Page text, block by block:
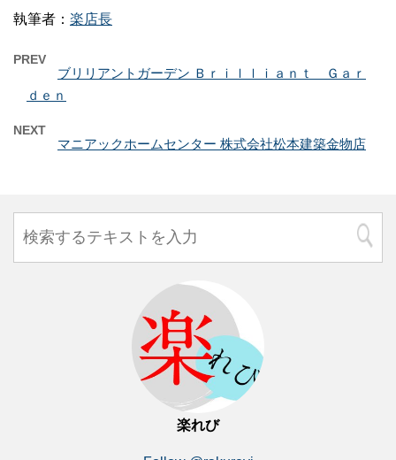
執筆者： 楽店長
PREV
ブリリアントガーデン Ｂｒｉｌｌｉａｎｔ Ｇａｒ
ｄｅｎ
NEXT
マニアックホームセンター 株式会社松本建築金物店
楽れび